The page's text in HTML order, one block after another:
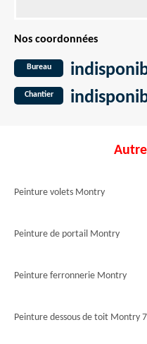
Nos coordonnées
Bureau
Chantier
Peinture volets Montry
Peinture de portail Montry
Peinture ferronnerie Montry
Peinture dessous de toit Montry